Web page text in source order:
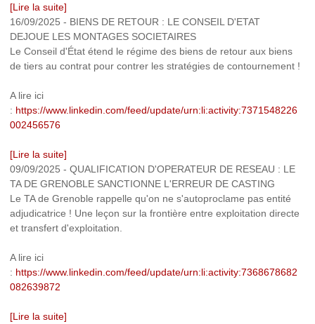
[Lire la suite]
16/09/2025 - BIENS DE RETOUR : LE CONSEIL D'ETAT
DEJOUE LES MONTAGES SOCIETAIRES
Le Conseil d'État étend le régime des biens de retour aux biens
de tiers au contrat pour contrer les stratégies de contournement !
A lire ici
: https://www.linkedin.com/feed/update/urn:li:activity:7371548226
002456576
[Lire la suite]
09/09/2025 - QUALIFICATION D'OPERATEUR DE RESEAU : LE
TA DE GRENOBLE SANCTIONNE L'ERREUR DE CASTING
Le TA de Grenoble rappelle qu'on ne s'autoproclame pas entité
adjudicatrice ! Une leçon sur la frontière entre exploitation directe
et transfert d'exploitation.
A lire ici
: https://www.linkedin.com/feed/update/urn:li:activity:7368678682
082639872
[Lire la suite]